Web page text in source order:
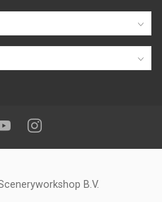
YoutubeInstagram
B.V.